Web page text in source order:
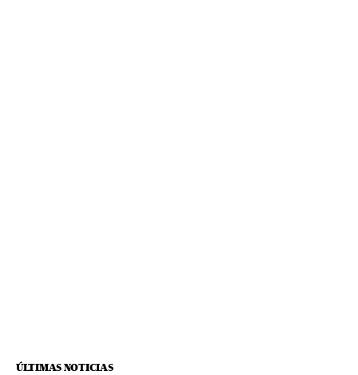
ÚLTIMAS NOTICIAS